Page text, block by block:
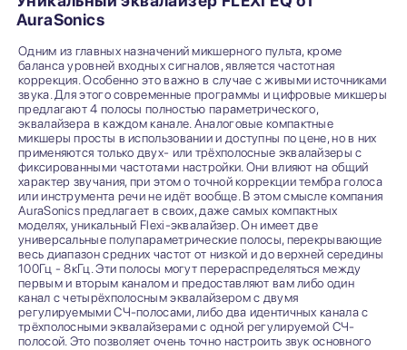
AuraSonics
Одним из главных назначений микшерного пульта, кроме
баланса уровней входных сигналов, является частотная
коррекция. Особенно это важно в случае с живыми источниками
звука. Для этого современные программы и цифровые микшеры
предлагают 4 полосы полностью параметрического,
эквалайзера в каждом канале. Аналоговые компактные
микшеры просты в использовании и доступны по цене, но в них
применяются только двух- или трёхполосные эквалайзеры с
фиксированными частотами настройки. Они влияют на общий
характер звучания, при этом о точной коррекции тембра голоса
или инструмента речи не идёт вообще. В этом смысле компания
AuraSonics предлагает в своих, даже самых компактных
моделях, уникальный Flexi-эквалайзер. Он имеет две
универсальные полупараметрические полосы, перекрывающие
весь диапазон средних частот от низкой и до верхней середины
100Гц - 8кГц. Эти полосы могут перераспределяться между
первым и вторым каналом и предоставляют вам либо один
канал с четырёхполосным эквалайзером с двумя
регулируемыми СЧ-полосами, либо два идентичных канала с
трёхполосными эквалайзерами с одной регулируемой СЧ-
полосой. Это позволяет очень точно настроить звук основного